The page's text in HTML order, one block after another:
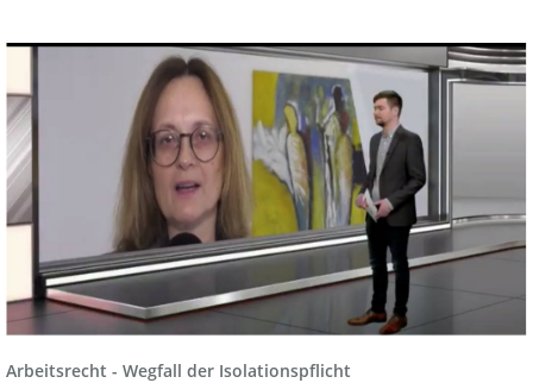
Arbeitsrecht - Wegfall der Isolationspflicht